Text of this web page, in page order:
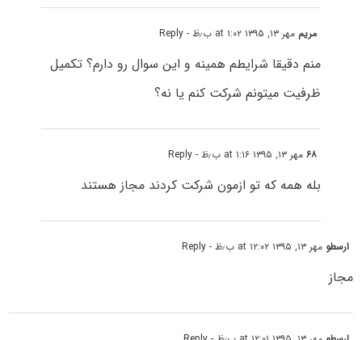
مریم مهر ۱۳, ۱۳۹۵ at ۱:۰۲ ب٫ظ - Reply
منم دقیقا شرایطم همینه و این سوال رو دارم؟ تکمیل
ظرفیت میتونم شرکت کنم یا نه؟
۶۸مهر ۱۳, ۱۳۹۵ at ۱:۱۶ ب٫ظ - Reply
بله همه که تو ازمون شرکت کردند مجاز هستند
ارسطو مهر ۱۳, ۱۳۹۵ at ۱۲:۰۲ ب٫ظ - Reply
مجاز